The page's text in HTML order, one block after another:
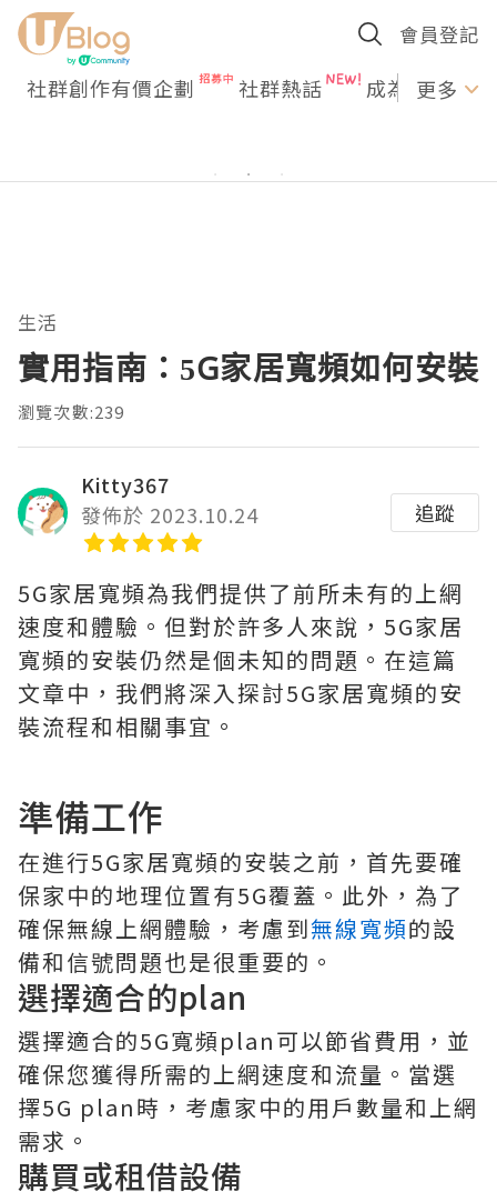
會員登記
社群創作有價企劃 社群熱話 成為U更多
生活
實用指南：5G家居寬頻如何安裝
瀏覽次數:239
Kitty367
發佈於 2023.10.24
追蹤
5G家居寬頻為我們提供了前所未有的上網
速度和體驗。但對於許多人來說，5G家居
寬頻的安裝仍然是個未知的問題。在這篇
文章中，我們將深入探討5G家居寬頻的安
裝流程和相關事宜。
準備工作
在進行5G家居寬頻的安裝之前，首先要確
保家中的地理位置有5G覆蓋。此外，為了
確保無線上網體驗，考慮到無線寬頻的設
備和信號問題也是很重要的。
選擇適合的plan
選擇適合的5G寬頻plan可以節省費用，並
確保您獲得所需的上網速度和流量。當選
擇5G plan時，考慮家中的用戶數量和上網
需求。
購買或租借設備